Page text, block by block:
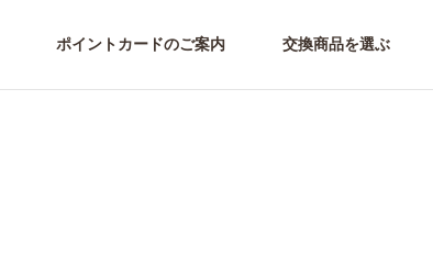
ポイントカードのご案内 交換商品を選ぶ